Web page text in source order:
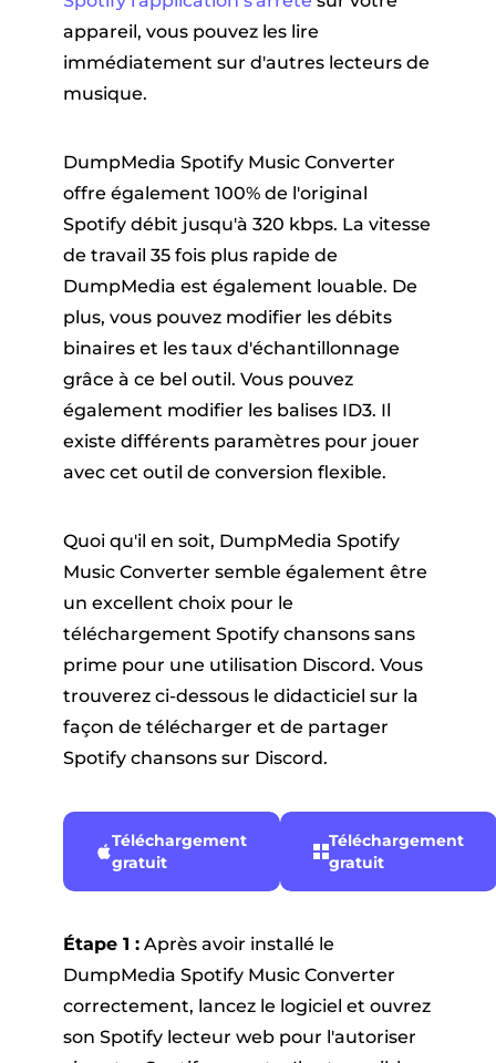
appareil, vous pouvez les lire
immédiatement sur d'autres lecteurs de
musique.
DumpMedia Spotify Music Converter
offre également 100% de l'original
Spotify débit jusqu'à 320 kbps. La vitesse
de travail 35 fois plus rapide de
DumpMedia est également louable. De
plus, vous pouvez modifier les débits
binaires et les taux d'échantillonnage
grâce à ce bel outil. Vous pouvez
également modifier les balises ID3. Il
existe différents paramètres pour jouer
avec cet outil de conversion flexible.
Quoi qu'il en soit, DumpMedia Spotify
Music Converter semble également être
un excellent choix pour le
téléchargement Spotify chansons sans
prime pour une utilisation Discord. Vous
trouverez ci-dessous le didacticiel sur la
façon de télécharger et de partager
Spotify chansons sur Discord.
Téléchargement
gratuit
Téléchargement
gratuit
Étape 1 :Après avoir installé le
DumpMedia Spotify Music Converter
correctement, lancez le logiciel et ouvrez
son Spotify lecteur web pour l'autoriser